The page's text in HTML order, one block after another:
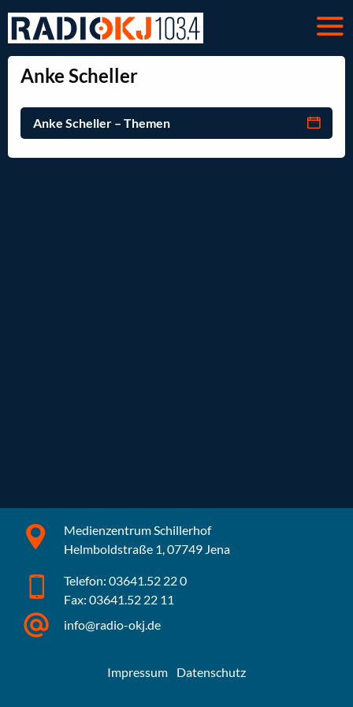
Anke Scheller
Anke Scheller – Themen
Medienzentrum Schillerhof
Helmboldstraße 1, 07749 Jena
Telefon: 03641.52 22 0
Fax: 03641.52 22 11
info@radio-okj.de
Impressum Datenschutz